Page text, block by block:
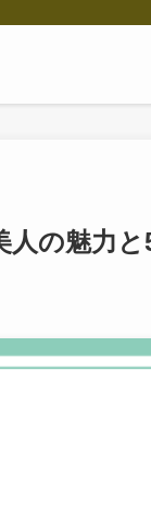
の魅力と